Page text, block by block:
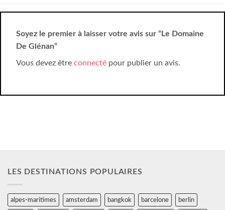
Soyez le premier à laisser votre avis sur “Le Domaine
De Glénan”
Vous devez être connecté pour publier un avis.
LES DESTINATIONS POPULAIRES
alpes-maritimes amsterdam bangkok barcelone berlin